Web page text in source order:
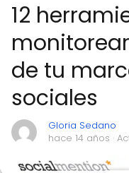
12
de tu
sociales
Gloria Sedano
hace 14 años ·